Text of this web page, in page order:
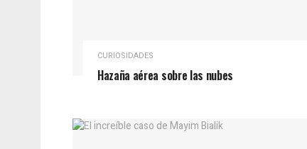
CURIOSIDADES
Hazaña aérea sobre las nubes